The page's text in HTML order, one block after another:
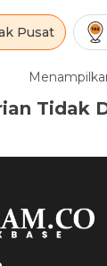
Pusat
Tidak